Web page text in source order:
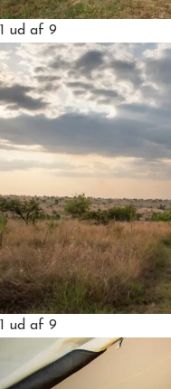
1 ud af 9
1 ud af 9